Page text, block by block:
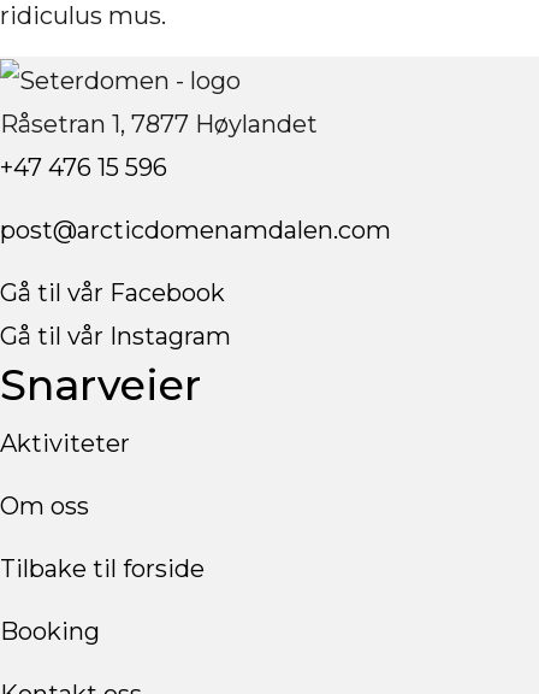
ridiculus mus.
Råsetran 1, 7877 Høylandet
+47 476 15 596
post@arcticdomenamdalen.com
Gå til vår Facebook
Gå til vår Instagram
Snarveier
Aktiviteter
Om oss
Tilbake til forside
Booking